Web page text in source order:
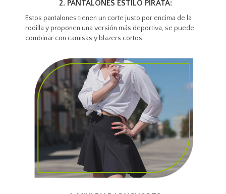
2. PANTALONES ESTILO PIRATA:
Estos pantalones tienen un corte justo por encima de la
rodilla y proponen una versión más deportiva, se puede
combinar con camisas y blazers cortos.